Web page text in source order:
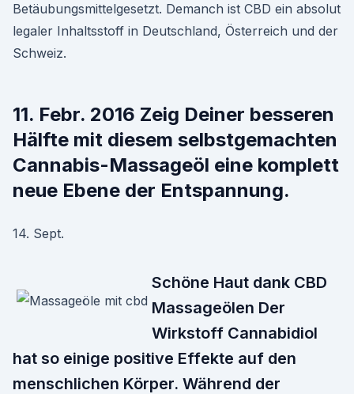
Betäubungsmittelgesetzt. Demanch ist CBD ein absolut
legaler Inhaltsstoff in Deutschland, Österreich und der
Schweiz.
11. Febr. 2016 Zeig Deiner besseren
Hälfte mit diesem selbstgemachten
Cannabis-Massageöl eine komplett
neue Ebene der Entspannung.
14. Sept.
Schöne Haut dank CBD
Massageölen Der
Wirkstoff Cannabidiol
hat so einige positive Effekte auf den
menschlichen Körper. Während der